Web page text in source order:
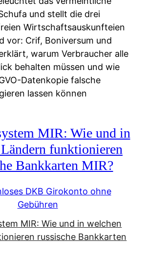
und stellt die drei
Wirtschaftsauskunfteien
vor: Crif, Boniversum und
warum Verbraucher alle
behalten müssen und wie
Datenkopie falsche
lassen können
MIR: Wie und in
funktionieren
Bankkarten MIR?
DKB Girokonto ohne
Gebühren